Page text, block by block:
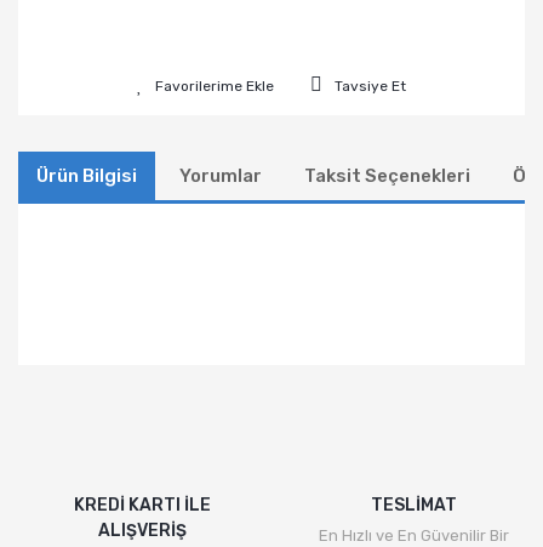
Tavsiye Et
Ürün Bilgisi Yorumlar Taksit Seçenekleri
Ürün açıklamasında eksik bilgiler bulunuyor.
Ürün bilgilerinde hatalar bulunuyor.
KREDİ KARTI İLE
ALIŞVERİŞ
TESLİMAT
En Hızlı ve En Güvenilir Bir